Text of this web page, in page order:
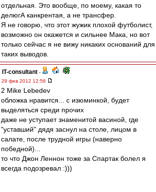
отдельная. Это вообще, по моему, какая то
делюгА канкрентая, а не трансфер.
Я не говорю, что этот жужик плохой футболист,
возможно он окажется и сильнее Мака, но вот
только сейчас я не вижу никаких оснований для
таких выводов.
IT-consultant -
29 фев 2012 12:56
2 Mike Lebedev
обложка нравится... с изюминкой, будет
выделяться среди прочих
даже не уступает знаменитой васиной, где
"уставший" дядя заснул на столе, лицом в
салате, после трудной игры (наверно
победной)...
то что Джон Леннон тоже за Спартак болел я
всегда подозревал :)))